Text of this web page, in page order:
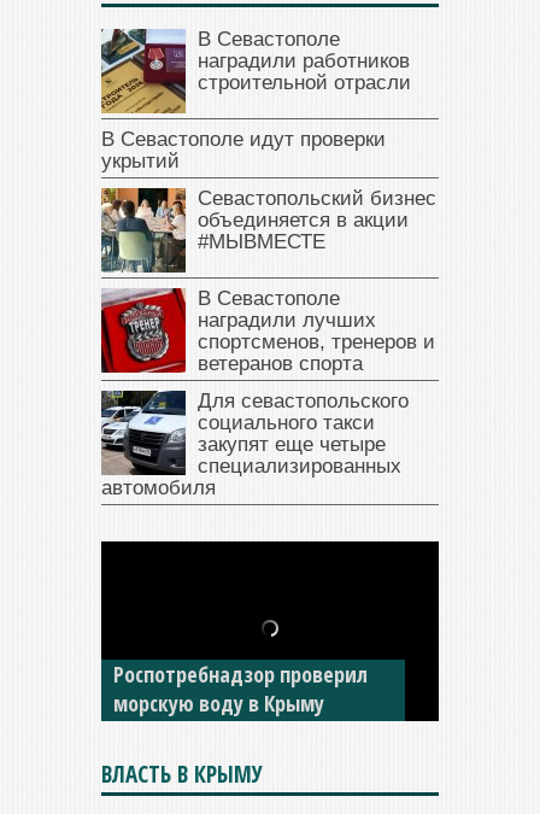
В Севастополе
наградили работников
строительной отрасли
В Севастополе идут проверки
укрытий
Севастопольский бизнес
объединяется в акции
#МЫВМЕСТЕ
В Севастополе
наградили лучших
спортсменов, тренеров и
ветеранов спорта
Для севастопольского
социального такси
закупят еще четыре
специализированных
автомобиля
В Крыму у жителя Саки
изъяли автомобиль —
накопил долги по штрафам
ГИБДД
ВЛАСТЬ В КРЫМУ